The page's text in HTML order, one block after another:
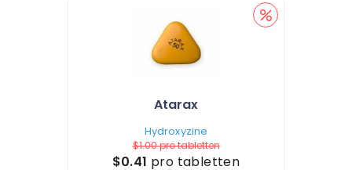
Atarax
Hydroxyzine
$1.00pro tabletten
$0.41 pro tabletten